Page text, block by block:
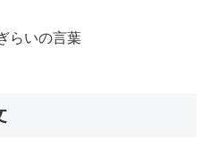
らいの言葉